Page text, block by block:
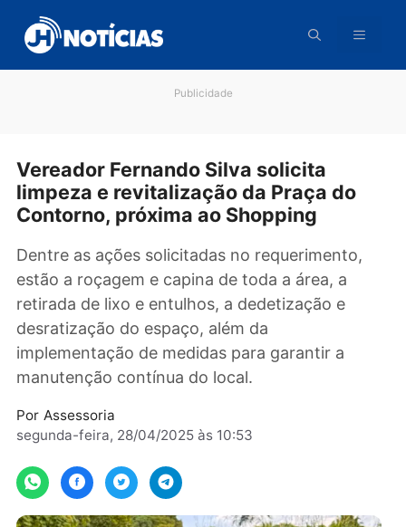
para
conteúdo
Vereador Fernando Silva solicita
limpeza e revitalização da Praça do
Dentre as ações solicitadas no requerimento,
estão a roçagem e capina de toda a área, a
retirada de lixo e entulhos, a dedetização e
desratização do espaço, além da
implementação de medidas para garantir a
manutenção contínua do local.
segunda-feira, 28/04/2025 às 10:53